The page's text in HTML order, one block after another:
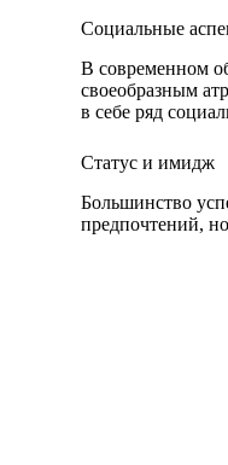
Социальные
В современном
своеобразным
в себе ряд
Статус и имидж
Большинство
предпочтений,